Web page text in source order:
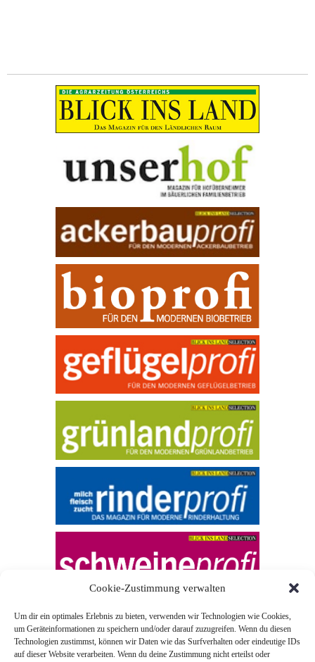
Cookie-Zustimmung verwalten
Um dir ein optimales Erlebnis zu bieten, verwenden wir Technologien wie Cookies,
um Geräteinformationen zu speichern und/oder darauf zuzugreifen. Wenn du diesen
Technologien zustimmst, können wir Daten wie das Surfverhalten oder eindeutige IDs
auf dieser Website verarbeiten. Wenn du deine Zustimmung nicht erteilst oder